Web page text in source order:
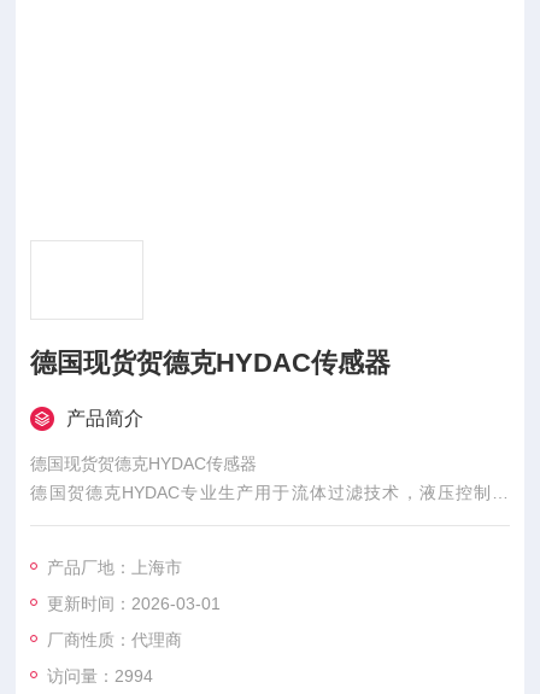
德国现货贺德克HYDAC传感器
产品简介
德国现货贺德克HYDAC传感器
德国贺德克HYDAC专业生产用于流体过滤技术，液压控制技
术，电子测量技术的元件和装置，是世界较有名的过滤器，蓄能
C压力开关，HYDAC压力传感器，液压系统总成等产品的液压件
制造商。德国贺德克HYDAC产品的应用范围十分广泛，几乎覆
盖各行各业，尤其在冶金工业，汽车工业，电力设备，化工，工
程机械，造纸工业，造
产品厂地：上海市
更新时间：2026-03-01
厂商性质：代理商
访问量：2994